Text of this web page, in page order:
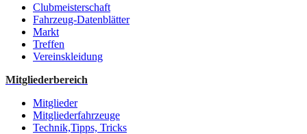
Clubmeisterschaft
Fahrzeug-Datenblätter
Markt
Treffen
Vereinskleidung
Mitgliederbereich
Mitglieder
Mitgliederfahrzeuge
Technik,Tipps, Tricks